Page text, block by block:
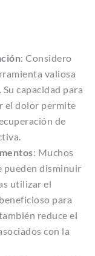
: Considero
valiosa
capacidad para
el dolor permite
de
: Muchos
pueden disminuir
utilizar el
para
reduce el
con la